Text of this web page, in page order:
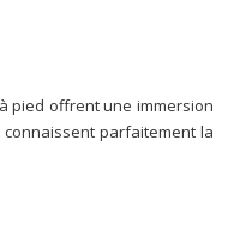
pied offrent une immersion
parfaitement la